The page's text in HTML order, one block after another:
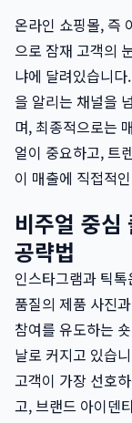
온라인 쇼핑몰, 즉
으로 잠재 고객의
냐에 달려있습니다.
을 알리는 채널을
며, 최종적으로는
얼이 중요하고, 트
이 매출에 직접적
비주얼 중
공략법
인스타그램과 틱톡
품질의 제품 사진
참여를 유도하는
날로 커지고 있습
고객이 가장 선호
고, 브랜드 아이덴